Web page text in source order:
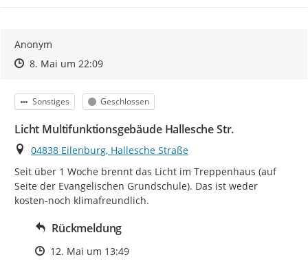
Anonym
Zeitpunkt des Erstellens
Zeitpunkt des Erstellens
8. Mai um 22:09Zur Äußerung
Kategorie
Sonstiges Status
Geschlossen
Licht Multifunktionsgebäude Hallesche Str.
Ort
04838 Eilenburg, Hallesche Straße
Seit über 1 Woche brennt das Licht im Treppenhaus (auf
Seite der Evangelischen Grundschule). Das ist weder
kosten-noch klimafreundlich.
Rückmeldung
Zeitpunkt des Erstellens
12. Mai um 13:49